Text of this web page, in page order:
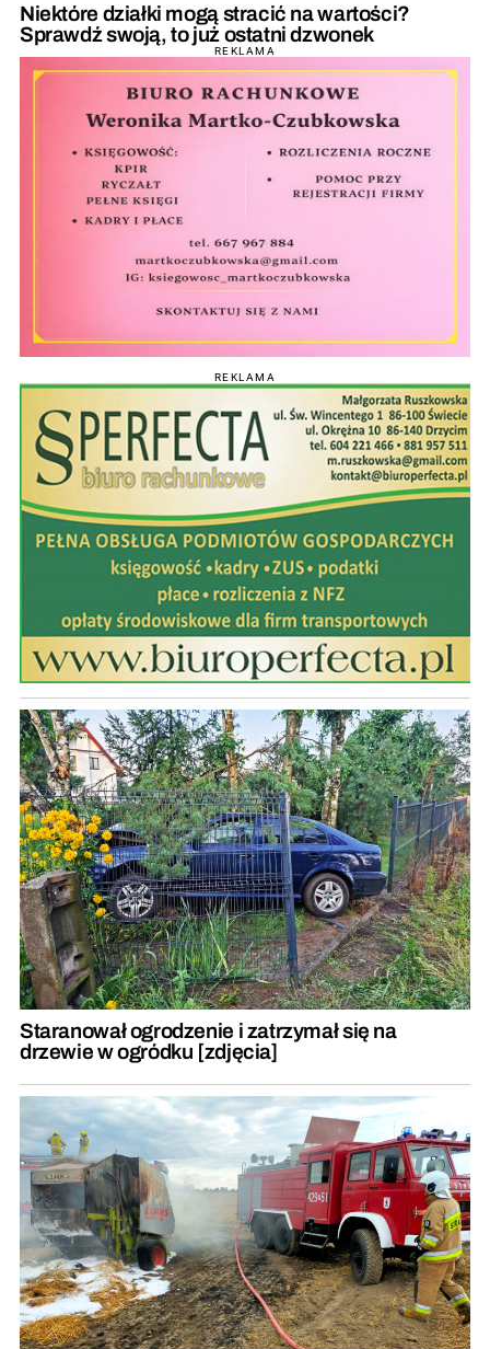
Niektóre działki mogą stracić na wartości?
Sprawdź swoją, to już ostatni dzwonek
REKLAMA
REKLAMA
Staranował ogrodzenie i zatrzymał się na
drzewie w ogródku [zdjęcia]